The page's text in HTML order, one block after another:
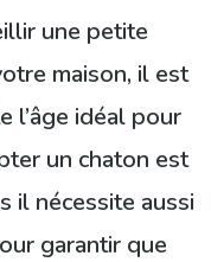
une petite
maison, il est
l’âge idéal pour
un chaton est
il nécessite aussi
garantir que